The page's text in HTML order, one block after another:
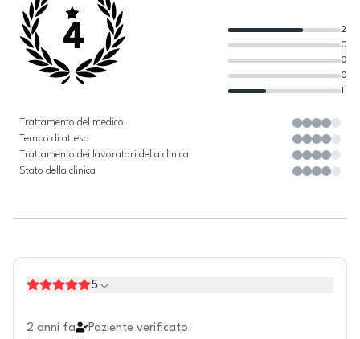
4
1
0
0
0
2
Trattamento del medico
Tempo di attesa
Trattamento dei lavoratori della clinica
Stato della clinica
5
2 anni fa
Paziente verificato